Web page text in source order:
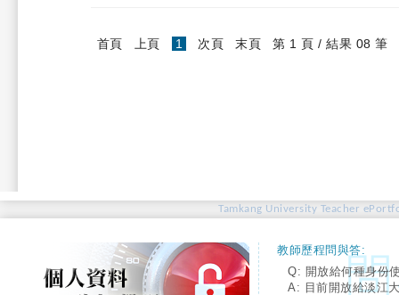
首頁 上頁 1 (current)
次頁 末頁 第 1 頁 / 結果 08 筆
Tamkang University Teacher
教師歷程問與答:
Q: 開放給何種身份
A: 目前開放給淡江